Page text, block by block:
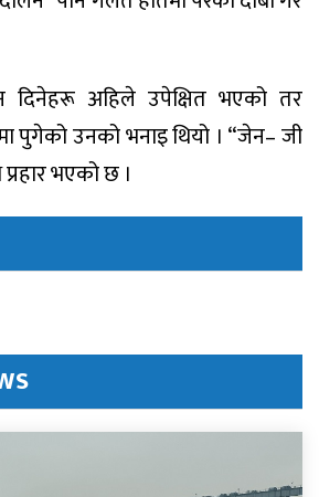
दिनेहरू अहिले उपेक्षित भएको तर
पुगेको उनको भनाइ थियो । “जेन– जी
भएको छ ।